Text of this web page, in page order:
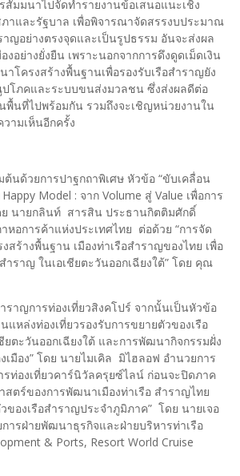
สัมมนาไปจัดทำรายงานข้อเสนอแนะเชิง
าและรัฐบาล เพื่อพิจารณาจัดสรรงบประมาณ
ญอย่างตรงจุดและเป็นรูปธรรม อันจะส่งผล
งอย่างยั่งยืน เพราะนอกจากการดึงดูดเม็ดเงิน
โครงสร้างพื้นฐานเพื่อรองรับเรือสำราญยัง
โภคและระบบขนส่งมวลชน ซึ่งส่งผลดีต่อ
นที่ไปพร้อมกัน รวมถึงจะเชิญหน่วยงานใน
ามเห็นอีกครั้ง
นด้วยการปาฐกถาพิเศษ หัวข้อ “ขับเคลื่อน
Model : จาก Volume สู่ Value เพื่อการ
ย นายกลินท์ สารสิน ประธานกิตติมศักดิ์
หอการค้าแห่งประเทศไทย ต่อด้วย “การจัด
ร้างพื้นฐาน เมืองท่าเรือสำราญของไทย เพื่อ
ำราญ ในเอเชียตะวันออกเฉียงใต้” โดย คุณ
ราญการท่องเที่ยวสิงคโปร์ จากนั้นเป็นหัวข้อ
แหล่งท่องเที่ยวรองรับการขยายตัวของเรือ
ตะวันออกเฉียงใต้ และการพัฒนากิจกรรมฝั่ง
มือง” โดย นายไมเคิล มิไฮลอฟ อำนวยการ
รท่องเที่ยวคาร์นิวัลครุยซ์ไลน์ ก่อนจะปิดภาค
สตร์ของการพัฒนาเมืองท่าเรือ สำราญไทย
ของเรือสำราญประจำภูมิภาค” โดย นายเจอ
ารฝ่ายพัฒนาธุรกิจและฝ่ายบริหารท่าเรือ
& Ports, Resort World Cruise